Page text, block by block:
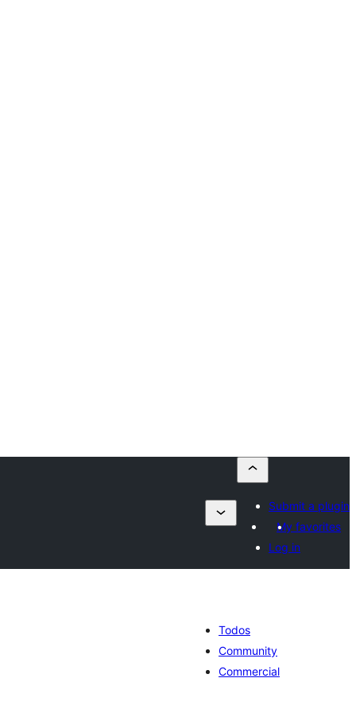
Submit a plugin
My favorites
Log in
Todos
Community
Commercial